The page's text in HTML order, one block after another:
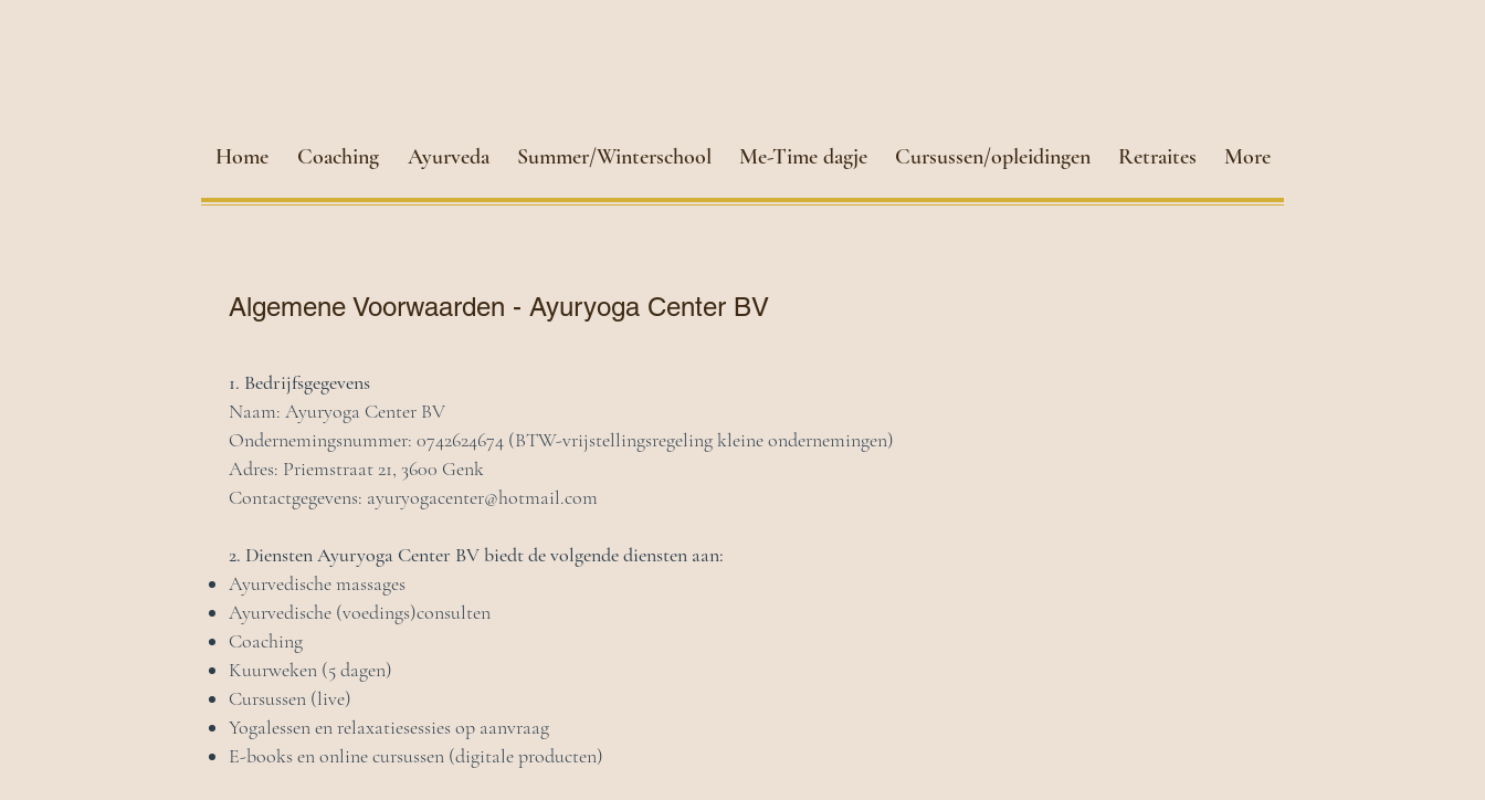
Home Coaching Ayurveda Summer/Winterschool Me-Time dagje Cursussen/opleidingen Retraites More
Algemene Voorwaarden - Ayuryoga Center BV
1. Bedrijfsgegevens
Naam: Ayuryoga Center BV
Ondernemingsnummer: 0742624674 (BTW-vrijstellingsregeling kleine ondernemingen)
Adres: Priemstraat 21, 3600 Genk
Contactgegevens: ayuryogacenter@hotmail.com
2. Diensten Ayuryoga Center BV biedt de volgende diensten aan:
Ayurvedische massages
Ayurvedische (voedings)consulten
Coaching
Kuurweken (5 dagen)
Cursussen (live)
Yogalessen en relaxatiesessies op aanvraag
E-books en online cursussen (digitale producten)